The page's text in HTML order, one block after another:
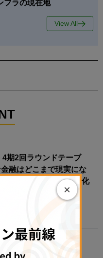
フラの現在地
View All
4期2回ラウンドテーブ
融はどこまで現実にな
ブルコイン・トークン化
の現在地
×